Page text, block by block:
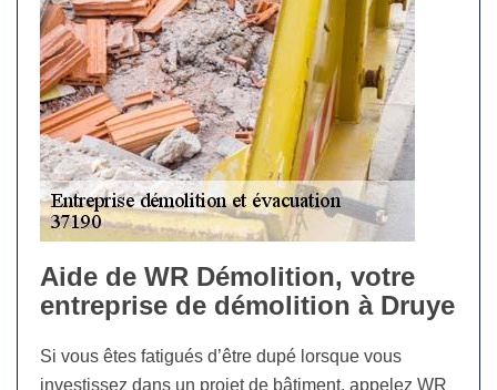
Aide de WR Démolition, votre
entreprise de démolition à Druye
Si vous êtes fatigués d’être dupé lorsque vous
investissez dans un projet de bâtiment, appelez WR